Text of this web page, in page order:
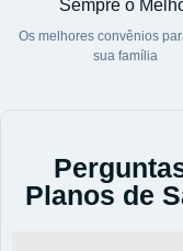
Sempre o
Os melhores convênios
sua família
Planos de